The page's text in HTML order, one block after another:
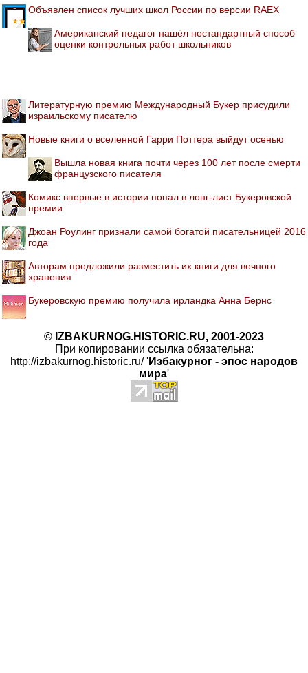
Объявлен список лучших школ России по версии RAEX
Американский педагог нашёл нестандартный способ
оценки контрольных работ школьников
Литературную премию Международный Букер присудили
израильскому писателю
Новые книги о вселенной Гарри Поттера выйдут осенью
Вышла новая книга почти через 100 лет после смерти
французского писателя
Комикс впервые в истории попал в лонг-лист Букеровской
премии
Джоан Роулинг признали самой богатой писательницей 2016
года
Авторам предложили разместить их книги для вечного
хранения
Букеровскую премию получила ирландка Анна Бернс
© IZBAKURNOG.HISTORIC.RU, 2001-2023
При копировании ссылка обязательна:
http://izbakurnog.historic.ru/ 'Избакурног - эпос народов
мира'